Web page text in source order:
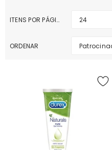
ITENS POR PÁGINA 24
ORDENAR